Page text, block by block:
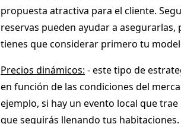
propuesta atractiva para el cliente.
reservas pueden ayudar a
tienes que considerar primero tu
Precios dinámicos: - este tipo de
en función de las condiciones del
ejemplo, si hay un evento local que
que seguirás llenando tus habitaciones.